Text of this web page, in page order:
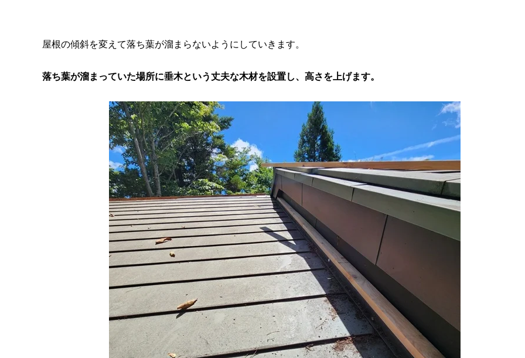
屋根の傾斜を変えて落ち葉が溜まらないようにしていきます。
落ち葉が溜まっていた場所に垂木という丈夫な木材を設置し、高さを上げます。